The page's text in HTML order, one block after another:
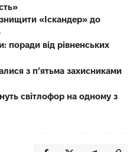
«Іскандер» до
поради від рівненських
з п’ятьма захисниками
світлофор на одному з